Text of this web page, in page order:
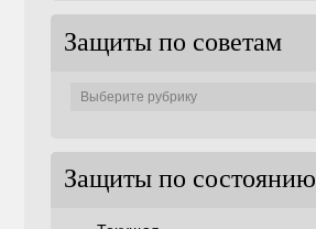
Защиты по советам
Защиты по состоянию